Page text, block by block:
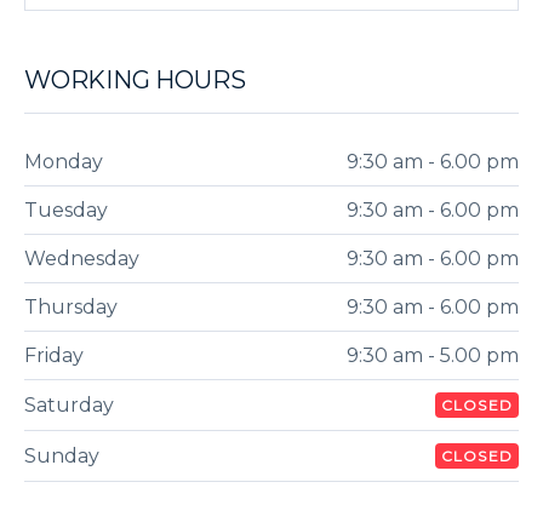
WORKING HOURS
Monday 9:30 am - 6.00 pm
Tuesday 9:30 am - 6.00 pm
Wednesday 9:30 am - 6.00 pm
Thursday 9:30 am - 6.00 pm
Friday 9:30 am - 5.00 pm
Saturday CLOSED
Sunday CLOSED